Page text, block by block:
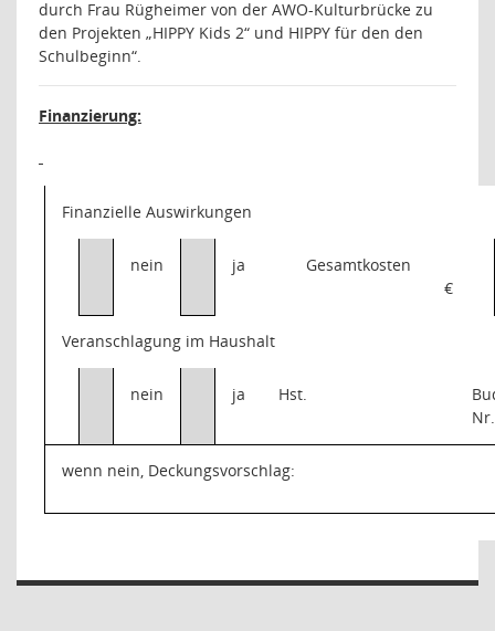
durch Frau Rügheimer von der AWO-Kulturbrücke zu
den Projekten „HIPPY Kids 2“ und HIPPY für den den
Schulbeginn“.
Finanzierung:
Finanzielle Auswirkungen
nein ja
Gesamtkosten
€
Veranschlagung im Haushalt
nein ja Hst.
wenn nein, Deckungsvorschlag: